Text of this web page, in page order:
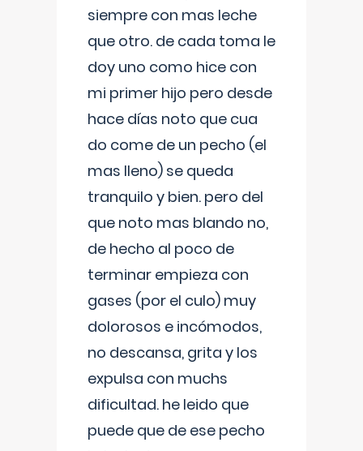
siempre con mas leche
que otro. de cada toma le
doy uno como hice con
mi primer hijo pero desde
hace días noto que cua
do come de un pecho (el
mas lleno) se queda
tranquilo y bien. pero del
que noto mas blando no,
de hecho al poco de
terminar empieza con
gases (por el culo) muy
dolorosos e incómodos,
no descansa, grita y los
expulsa con muchs
dificultad. he leido que
puede que de ese pecho